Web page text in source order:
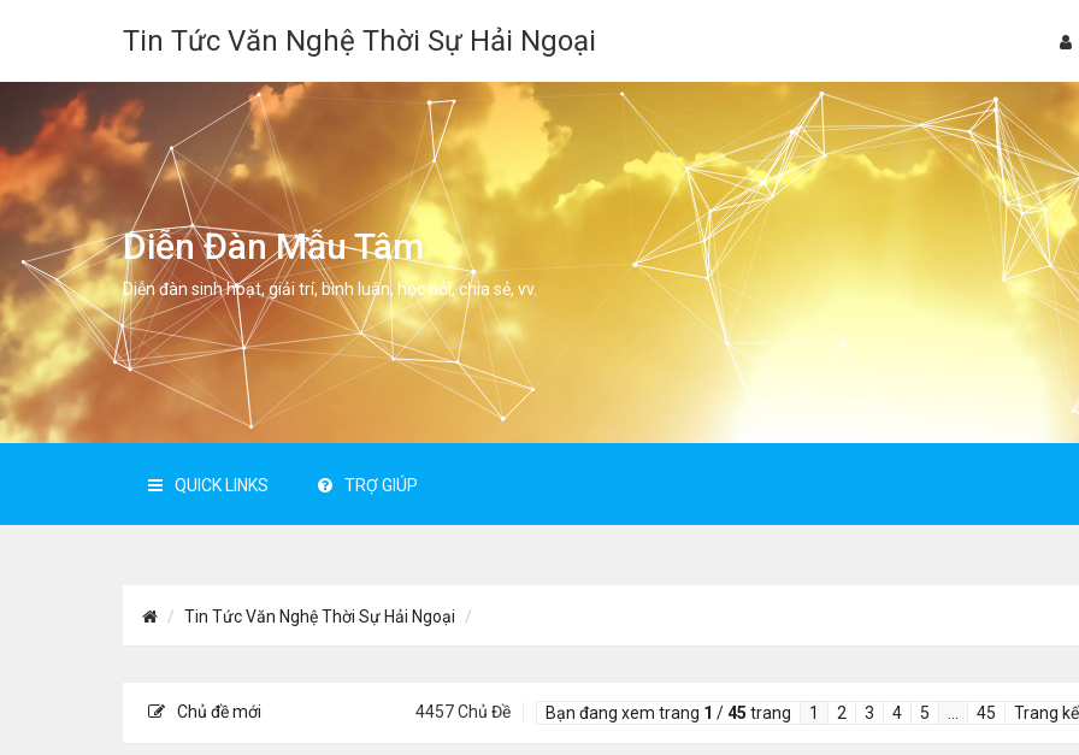
Tin Tức Văn Nghệ Thời Sự Hải Ngoại
Diễn Đàn Mẫu Tâm
Diễn đàn sinh hoạt, giải trí, bình luân, học hỏi, chia sẻ, vv.
QUICK LINKS TRỢ GIÚP
Tin Tức Văn Nghệ Thời Sự Hải Ngoại
Chủ đề mới 4457 Chủ Đề Bạn đang xem trang 1 /45 trang 1 2 3 4 5 45 Trang